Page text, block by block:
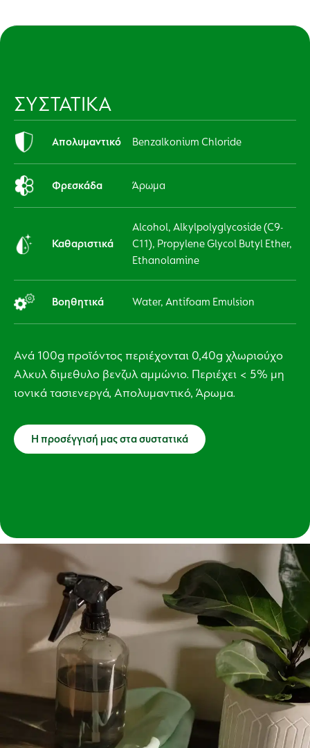
ΣΥΣΤΑΤΙΚΑ
Απολυμαντικό Benzalkonium Chloride
Φρεσκάδα Άρωμα
Καθαριστικά
Alcohol, Alkylpolyglycoside (C9-
C11), Propylene Glycol Butyl Ether,
Ethanolamine
Βοηθητικά Water, Antifoam Emulsion
Ανά 100g προϊόντος περιέχονται 0,40g χλωριούχο
Αλκυλ διμεθυλο βενζυλ αμμώνιο. Περιέχει < 5% μη
ιονικά τασιενεργά, Απολυμαντικό, Άρωμα.
Η προσέγγισή μας στα συστατικά